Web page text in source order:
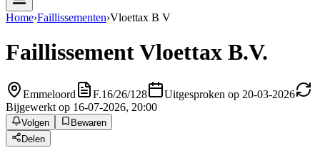
Home›Faillissementen›Vloettax B V
FaillissementVloettax B.V.
Emmeloord F.16/26/128
Uitgesproken op 20-03-2026
Bijgewerkt op 16-07-2026, 20:00
Volgen
Bewaren
Delen